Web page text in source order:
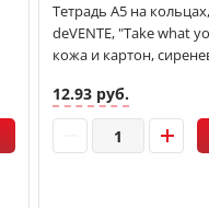
Тетрадь А5 на
deVENTE, "Take what
кожа и картон,
12.93 руб.